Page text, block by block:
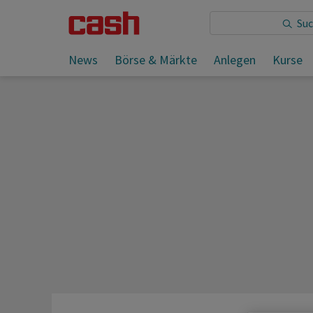
News Börse & Märkte Anlegen Kurse
Sie lesen: